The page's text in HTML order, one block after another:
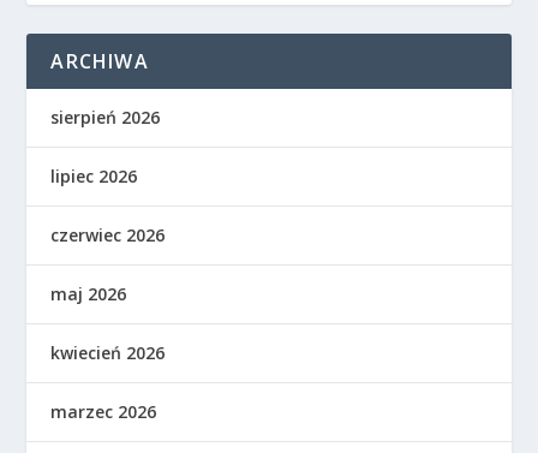
ARCHIWA
sierpień 2026
lipiec 2026
czerwiec 2026
maj 2026
kwiecień 2026
marzec 2026